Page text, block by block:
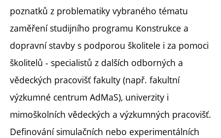
poznatků z problematiky vybraného tématu
zaměření studijního programu Konstrukce a
dopravní stavby s podporou školitele i za pomoci
školitelů - specialistů z dalších odborných a
vědeckých pracovišť fakulty (např. fakultní
výzkumné centrum AdMaS), univerzity i
mimoškolních vědeckých a výzkumných pracovišť.
Definování simulačních nebo experimentálních